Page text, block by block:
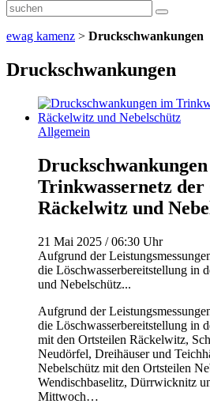
ewag kamenz > Druckschwankungen
Druckschwankungen
Allgemein
Trinkwassernetz der
Räckelwitz und
21 Mai 2025 / 06:30 Uhr
Aufgrund der
die Löschwasserbereitstellung in
und Nebelschütz...
Aufgrund der
die Löschwasserbereitstellung in
mit den Ortsteilen Räckelwitz,
Neudörfel, Dreihäuser und
Nebelschütz mit den Ortsteilen
Wendischbaselitz, Dürrwicknitz
Mittwoch…